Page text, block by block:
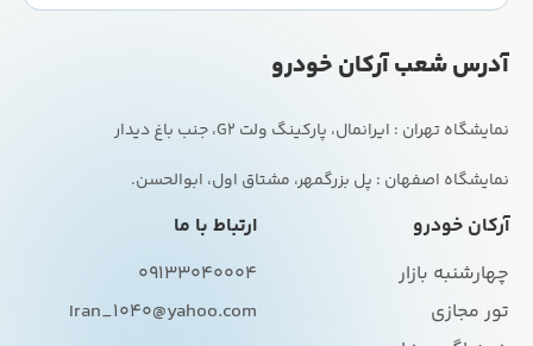
آدرس شعب آرکان خودرو
نمایشگاه اصفهان : پل بزرگمهر، مشتاق اول، ابوالحسن.
آرکان خودرو
چهارشنبه بازار
تور مجازی
ارتباط با ما
09133040004
Iran_1040@yahoo.com